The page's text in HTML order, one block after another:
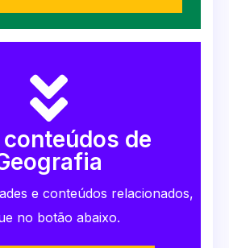
de
e conteúdos relacionados,
no botão abaixo.